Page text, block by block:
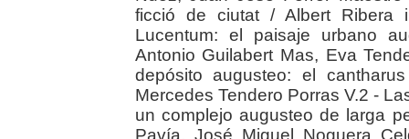
ficció de ciutat / Albert Ribera
Lucentum: el paisaje urbano
Antonio Guilabert Mas, Eva
depósito augusteo: el
Mercedes Tendero Porras V.2 -
un complejo augusteo de larga
Pavía, José Miguel Noguera